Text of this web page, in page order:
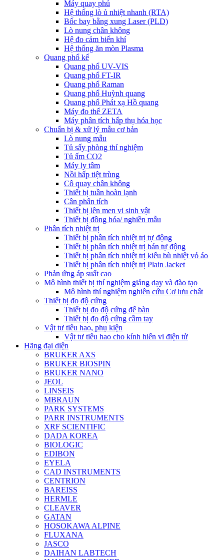
Máy quay phủ
Hệ thống lò ủ nhiệt nhanh (RTA)
Bốc bay bằng xung Laser (PLD)
Lò nung chân không
Hệ đo cảm biến khí
Hệ thống ăn mòn Plasma
Quang phổ kế
Quang phổ UV-VIS
Quang phổ FT-IR
Quang phổ Raman
Quang phổ Huỳnh quang
Quang phổ Phát xạ Hồ quang
Máy đo thế ZETA
Máy phân tích hấp thụ hóa học
Chuẩn bị & xử lý mẫu cơ bản
Lò nung mẫu
Tủ sấy phòng thí nghiệm
Tủ ấm CO2
Máy ly tâm
Nồi hấp tiệt trùng
Cô quay chân không
Thiết bị tuần hoàn lạnh
Cân phân tích
Thiết bị lên men vi sinh vật
Thiết bị đồng hóa/ nghiền mẫu
Phân tích nhiệt trị
Thiết bị phân tích nhiệt trị tự động
Thiết bị phân tích nhiệt trị bán tự động
Thiết bị phân tích nhiệt trị kiểu bù nhiệt vỏ áo
Thiết bị phân tích nhiệt trị Plain Jacket
Phản ứng áp suất cao
Mô hình thiết bị thí nghiệm giảng dạy và đào tạo
Mô hình thí nghiệm nghiên cứu Cơ lưu chất
Thiết bị đo độ cứng
Thiết bị đo độ cứng để bàn
Thiết bị đo độ cứng cầm tay
Vật tư tiêu hao, phụ kiện
Vật tư tiêu hao cho kính hiển vi điện tử
Hãng đại diện
BRUKER AXS
BRUKER BIOSPIN
BRUKER NANO
JEOL
LINSEIS
MBRAUN
PARK SYSTEMS
PARR INSTRUMENTS
XRF SCIENTIFIC
DADA KOREA
BIOLOGIC
EDIBON
EYELA
CAD INSTRUMENTS
CENTRION
BAREISS
HERMLE
CLEAVER
GATAN
HOSOKAWA ALPINE
FLUXANA
JASCO
DAIHAN LABTECH